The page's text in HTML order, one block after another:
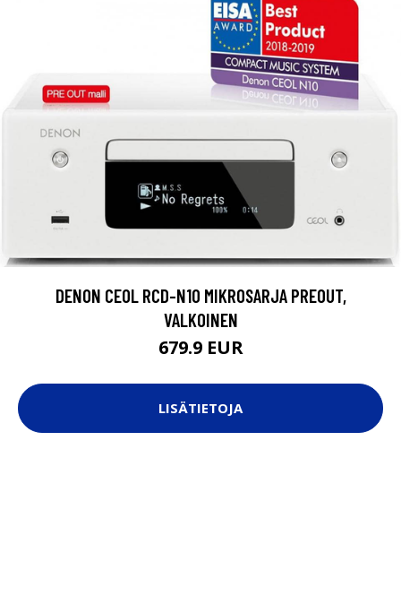
DENON CEOL RCD-N10 MIKROSARJA PREOUT,
VALKOINEN
679.9 EUR
LISÄTIETOJA